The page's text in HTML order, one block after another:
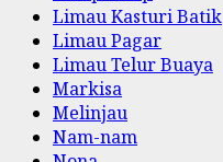
Limau Kasturi Batik
Limau Pagar
Limau Telur Buaya
Markisa
Melinjau
Nam-nam